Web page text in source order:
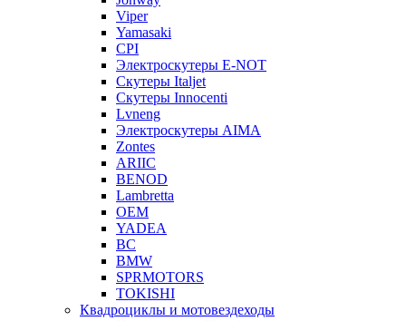
Viper
Yamasaki
CPI
Электроскутеры E-NOT
Скутеры Italjet
Скутеры Innocenti
Lvneng
Электроскутеры AIMA
Zontes
ARIIC
BENOD
Lambretta
OEM
YADEA
BC
BMW
SPRMOTORS
TOKISHI
Квадроциклы и мотовездеходы